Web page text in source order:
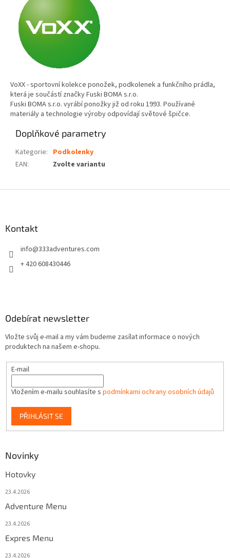
VoXX - sportovní kolekce ponožek, podkolenek a funkčního prádla,
která je součástí značky Fuski BOMA s.r.o.
Fuski BOMA s.r.o. vyrábí ponožky již od roku 1993. Používané
materiály a technologie výroby odpovídají světové špičce.
Doplňkové parametry
Kategorie: Podkolenky
EAN: Zvolte variantu
Kontakt
info@333adventures.com
+ 420 608430446
Odebírat newsletter
Vložte svůj e-mail a my vám budeme zasílat informace o nových
produktech na našem e-shopu.
E-mail
Vložením e-mailu souhlasíte s podmínkami ochrany osobních údajů
PŘIHLÁSIT SE
Novinky
Hotovky
23.4.2026
Adventure Menu
23.4.2026
Expres Menu
23.4.2026